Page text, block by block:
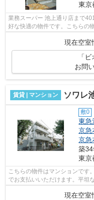
東京
業務スーパー 池上通り店まで
好な快適の物件です。こちらの
現在空室
「
お問
賃貸 | マンション ソワレ
敷0
東急
京急
京急
築
東京
こちらの物件はマンションです
でお支払いいただけます。平坦
適です。物件の近くに駅が2つ
現在空室